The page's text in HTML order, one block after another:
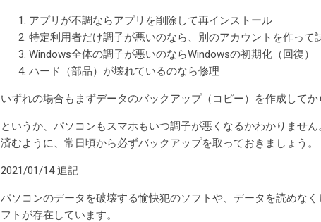
アプリが不調ならアプリを削除して再インストール
特定利用者だけ調子が悪いのなら、別のアカウントを作って
Windows全体の調子が悪いのならWindowsの初期化（回復）
ハード（部品）が壊れているのなら修理
いずれの場合もまずデータのバックアップ（コピー）を作成してか
というか、パソコンもスマホもいつ調子が悪くなるかわかりませ
済むように、常日頃から必ずバックアップを取っておきましょう。
2021/01/14 追記
パソコンのデータを破壊する愉快犯のソフトや、データを読めな
フトが存在しています。